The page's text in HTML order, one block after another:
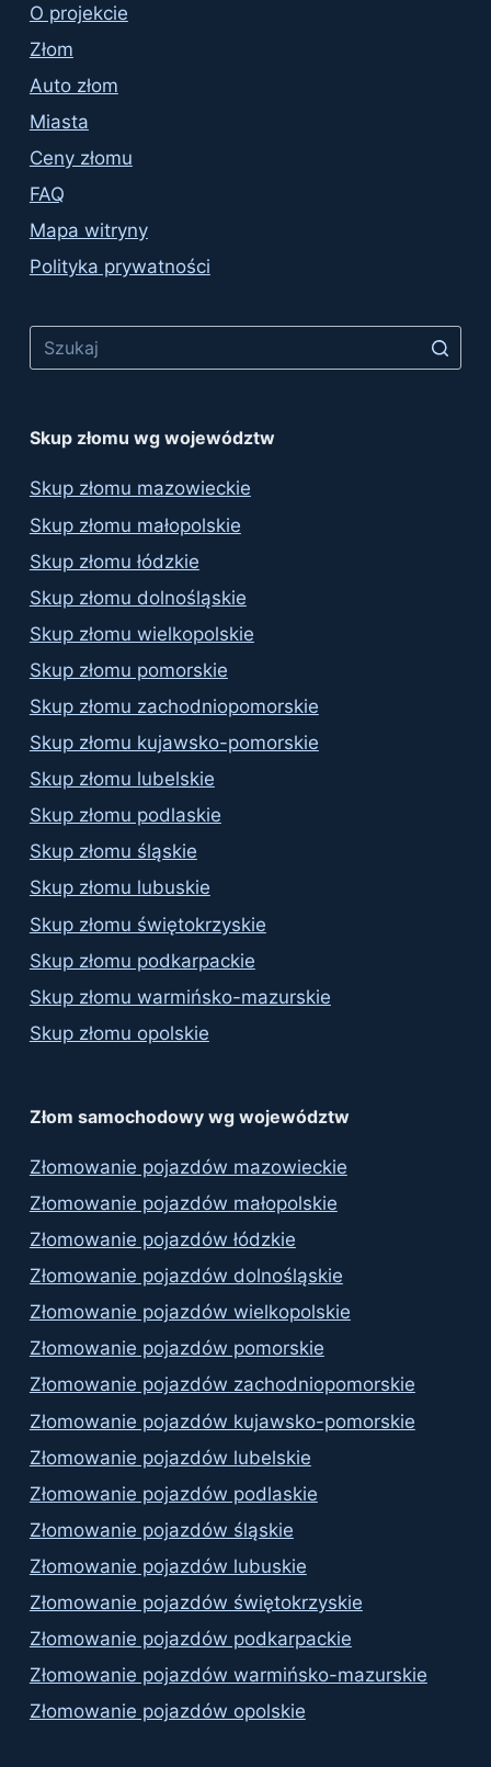
O projekcie
Złom
Auto złom
Miasta
Ceny złomu
FAQ
Mapa witryny
Polityka prywatności
Skup złomu wg województw
Skup złomu mazowieckie
Skup złomu małopolskie
Skup złomu łódzkie
Skup złomu dolnośląskie
Skup złomu wielkopolskie
Skup złomu pomorskie
Skup złomu zachodniopomorskie
Skup złomu kujawsko-pomorskie
Skup złomu lubelskie
Skup złomu podlaskie
Skup złomu śląskie
Skup złomu lubuskie
Skup złomu świętokrzyskie
Skup złomu podkarpackie
Skup złomu warmińsko-mazurskie
Skup złomu opolskie
Złom samochodowy wg województw
Złomowanie pojazdów mazowieckie
Złomowanie pojazdów małopolskie
Złomowanie pojazdów łódzkie
Złomowanie pojazdów dolnośląskie
Złomowanie pojazdów wielkopolskie
Złomowanie pojazdów pomorskie
Złomowanie pojazdów zachodniopomorskie
Złomowanie pojazdów kujawsko-pomorskie
Złomowanie pojazdów lubelskie
Złomowanie pojazdów podlaskie
Złomowanie pojazdów śląskie
Złomowanie pojazdów lubuskie
Złomowanie pojazdów świętokrzyskie
Złomowanie pojazdów podkarpackie
Złomowanie pojazdów warmińsko-mazurskie
Złomowanie pojazdów opolskie